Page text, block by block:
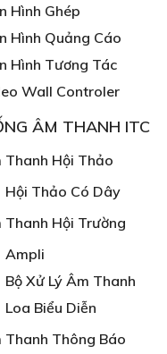
Hình Ghép
Hình Quảng Cáo
Hình Tương Tác
Wall Controler
ÂM THANH ITC
Thanh Hội Thảo
Hội Thảo Có Dây
Thanh Hội Trường
Ampli
Bộ Xử Lý Âm Thanh
Loa Biểu Diễn
Thanh Thông Báo